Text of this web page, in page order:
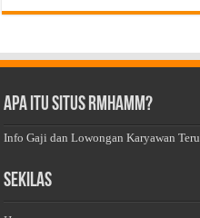
Apa Itu Situs Rmhamm?
Info Gaji dan Lowongan Karyawan
Sekilas